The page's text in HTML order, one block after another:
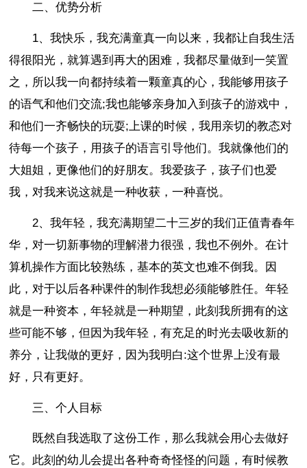
二、优势分析
1、我快乐，我充满童真一向以来，我都让自我生活
得很阳光，就算遇到再大的困难，我都尽量做到一笑置
之，所以我一向都持续着一颗童真的心，我能够用孩子
的语气和他们交流;我也能够亲身加入到孩子的游戏中，
和他们一齐畅快的玩耍;上课的时候，我用亲切的教态对
待每一个孩子，用孩子的语言引导他们。我就像他们的
大姐姐，更像他们的好朋友。我爱孩子，孩子们也爱
我，对我来说这就是一种收获，一种喜悦。
2、我年轻，我充满期望二十三岁的我们正值青春年
华，对一切新事物的理解潜力很强，我也不例外。在计
算机操作方面比较熟练，基本的英文也难不倒我。因
此，对于以后各种课件的制作我想必须能够胜任。年轻
就是一种资本，年轻就是一种期望，此刻我所拥有的这
些可能不够，但因为我年轻，有充足的时光去吸收新的
养分，让我做的更好，因为我明白:这个世界上没有最
好，只有更好。
三、个人目标
既然自我选取了这份工作，那么我就会用心去做好
它。此刻的幼儿会提出各种奇奇怪怪的问题，有时候教